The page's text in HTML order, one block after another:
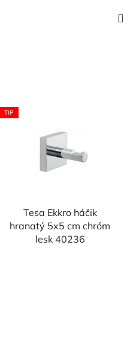
TIP
Tesa Ekkro háčik
hranatý 5x5 cm chróm
lesk 40236